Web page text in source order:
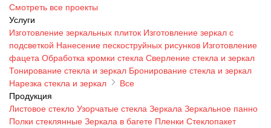
Смотреть все проекты
Услуги
Изготовление зеркальных плиток Изготовление зеркал с
подсветкой Нанесение пескоструйных рисунков Изготовление
фацета Обработка кромки стекла Сверление стекла и зеркал
Тонирование стекла и зеркал Бронирование стекла и зеркал
Нарезка стекла и зеркал
Все
Продукция
Листовое стекло Узорчатые стекла Зеркала Зеркальное панно
Полки стеклянные Зеркала в багете Пленки Стеклопакет